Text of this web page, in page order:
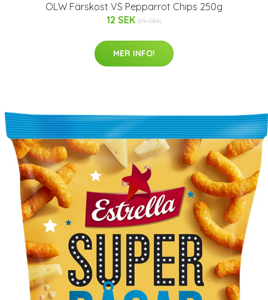
OLW Färskost VS Pepparrot Chips 250g
12 SEK 29 SEK
MER INFO!